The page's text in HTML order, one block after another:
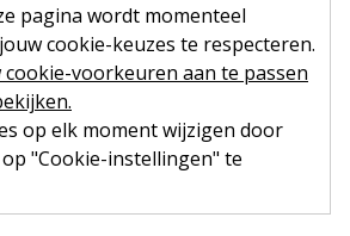
pagina wordt momenteel
cookie-keuzes te respecteren.
voorkeuren aan te passen
op elk moment wijzigen door
"Cookie-instellingen" te